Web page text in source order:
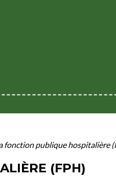
fonction publique hospitalière
(FPH)